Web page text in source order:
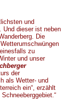
und
Und dieser ist neben
Die
zu
und unser
der
als Wetter- und
ein“, erzählt